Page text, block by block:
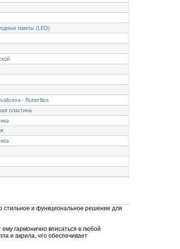
лампы (LED)
- Butterflies
пластина
стильное и функциональное решение для
гармонично вписаться в любой
и акрила, что обеспечивает